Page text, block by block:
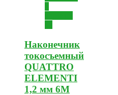
Наконечник
токосъемный
QUATTRO
ELEMENTI
1,2 мм 6М